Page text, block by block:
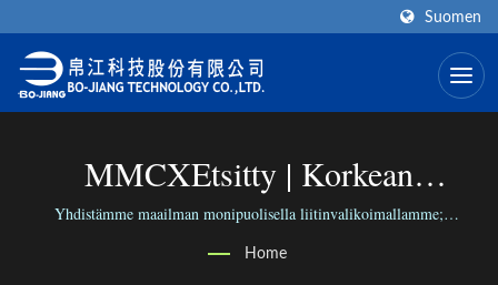
Suomen
MMCXEtsitty | Korkean
Taajuuden RF-Liittimen Valmistaja
| BO-JIANG
Yhdistämme maailman monipuolisella liitinvalikoimallamme;
Home